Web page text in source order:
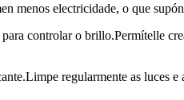
menos electricidade, o que
controlar o brillo.Permítelle
regularmente as luces e